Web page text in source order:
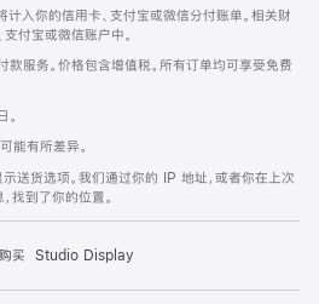
计入你的信用卡、支付宝或微信分付账单。相关财
付宝或微信账户中。
服务。价格包含增值税。所有订单均可享受免费
能有所差异。
送货选项。我们通过你的 IP 地址，或者你在上次
找到了你的位置。
购买 Studio Display